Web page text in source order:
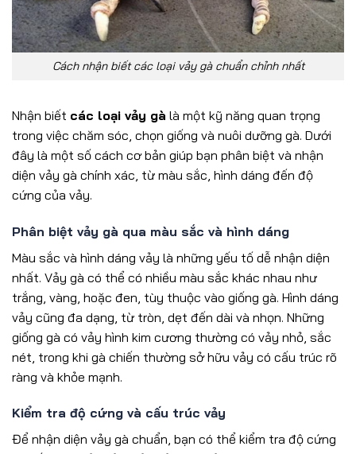
Cách nhận biết các loại vảy gà chuẩn chỉnh nhất
Nhận biết các loại vảy gà là một kỹ năng quan trọng
trong việc chăm sóc, chọn giống và nuôi dưỡng gà. Dưới
đây là một số cách cơ bản giúp bạn phân biệt và nhận
diện vảy gà chính xác, từ màu sắc, hình dáng đến độ
cứng của vảy.
Phân biệt vảy gà qua màu sắc và hình dáng
Màu sắc và hình dáng vảy là những yếu tố dễ nhận diện
nhất. Vảy gà có thể có nhiều màu sắc khác nhau như
trắng, vàng, hoặc đen, tùy thuộc vào giống gà. Hình dáng
vảy cũng đa dạng, từ tròn, dẹt đến dài và nhọn. Những
giống gà có vảy hình kim cương thường có vảy nhỏ, sắc
nét, trong khi gà chiến thường sở hữu vảy có cấu trúc rõ
ràng và khỏe mạnh.
Kiểm tra độ cứng và cấu trúc vảy
Để nhận diện vảy gà chuẩn, bạn có thể kiểm tra độ cứng